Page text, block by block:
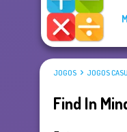
JOGOS JOGOS
Find In